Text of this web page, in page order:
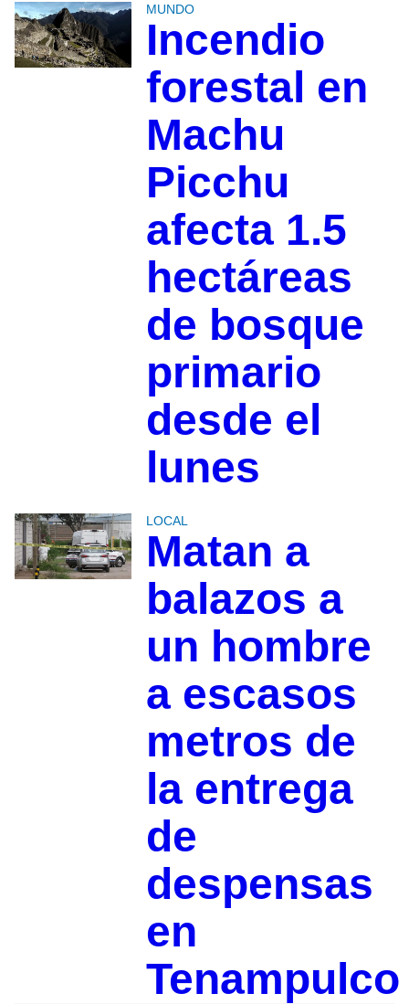
MUNDO
Incendio
forestal en
Machu
Picchu
afecta 1.5
hectáreas
de bosque
primario
desde el
lunes
LOCAL
Matan a
balazos a
un hombre
a escasos
metros de
la entrega
de
despensas
en
Tenampulco